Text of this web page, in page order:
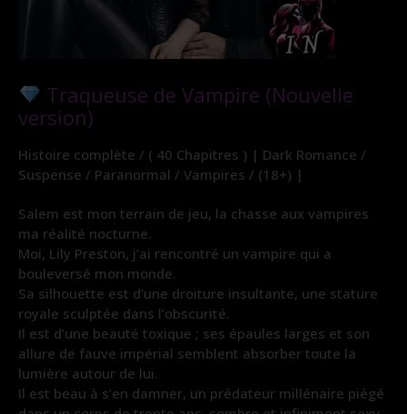
Traqueuse de Vampire (Nouvelle
version)
Histoire complète / ( 40 Chapitres ) | Dark Romance /
Suspense / Paranormal / Vampires / (18+) |
Salem est mon terrain de jeu, la chasse aux vampires
ma réalité nocturne.
Moi, Lily Preston, j’ai rencontré un vampire qui a
bouleversé mon monde.
Sa silhouette est d’une droiture insultante, une stature
royale sculptée dans l’obscurité.
Il est d’une beauté toxique ; ses épaules larges et son
allure de fauve impérial semblent absorber toute la
lumière autour de lui.
Il est beau à s’en damner, un prédateur millénaire piégé